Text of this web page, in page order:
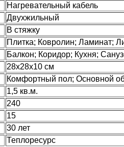
Нагревательный кабель
Двухжильный
В стяжку
Плитка; Ковролин; Ламинат;
Балкон; Коридор; Кухня;
28х28х10 см
Комфортный пол; Основной
1,5 кв.м.
240
15
30 лет
Теплоресурс